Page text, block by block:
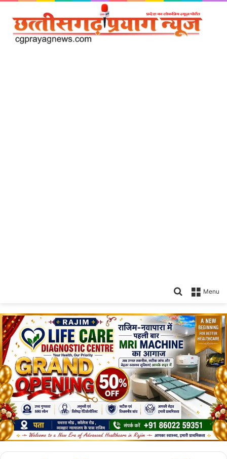
Menu
Search